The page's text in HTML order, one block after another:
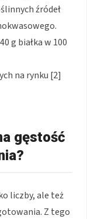
źródeł
g białka w 100
na rynku [2]
gęstość
liczby, ale też
Z tego